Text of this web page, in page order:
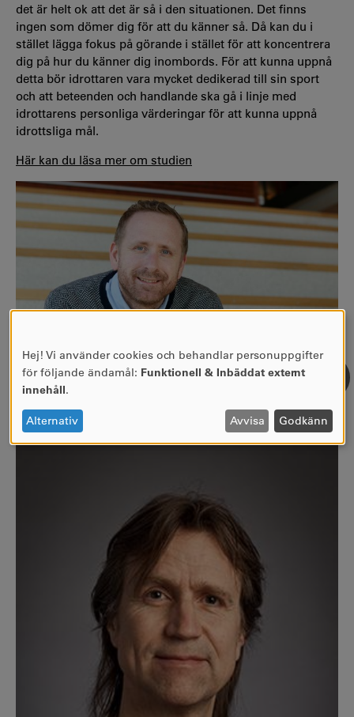
det är helt ok att det är så i den situationen. Det finns
ingen som dömer dig för att du känner så. Då kan du i
stället lägga fokus på görande i stället för att koncentrera
dig på hur du känner dig inombords. För att kunna uppnå
detta bör idrottaren vara mycket dedikerad till sin sport
och att beteenden och handlande ska gå i linje med
idrottarens personliga värderingar för att kunna uppnå
idrottsliga mål.
Här kan du läsa mer om studien
Henrik Gustavsson , docent i idrottsvetenskap.
ANVÄNDNING
AV
OCH
COOKIES
Hej! Vi använder cookies och behandlar personuppgifter
för följande ändamål: Funktionell & Inbäddat externt
innehåll.
Alternativ Avvisa Godkänn